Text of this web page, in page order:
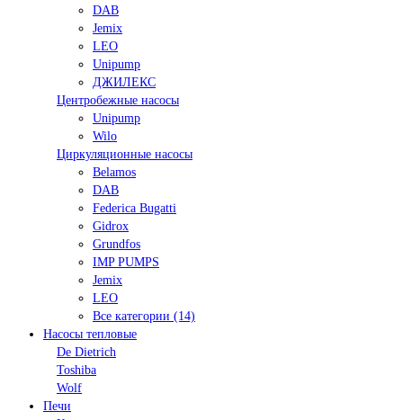
DAB
Jemix
LEO
Unipump
ДЖИЛЕКС
Центробежные насосы
Unipump
Wilo
Циркуляционные насосы
Belamos
DAB
Federica Bugatti
Gidrox
Grundfos
IMP PUMPS
Jemix
LEO
Все категории (14)
Насосы тепловые
De Dietrich
Toshiba
Wolf
Печи